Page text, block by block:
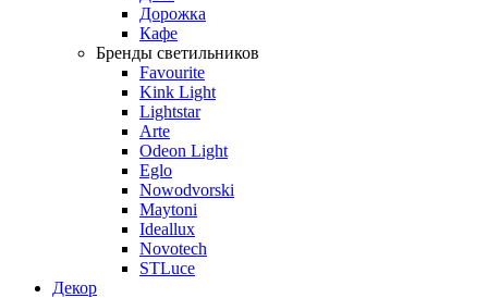
Дорожка
Кафе
Бренды светильников
Favourite
Kink Light
Lightstar
Arte
Odeon Light
Eglo
Nowodvorski
Maytoni
Ideallux
Novotech
STLuce
Декор